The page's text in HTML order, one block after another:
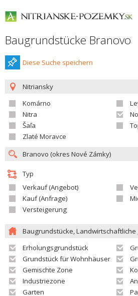
Baugrundstücke Branovo
Diese Suche speichern
Nitriansky
Komárno
Nitra
Šaľa
Zlaté Moravce
Typ
Verkauf (Angebot)
Kauf (Anfrage)
Versteigerung
Baugrundstücke,
Erholungsgrundstück
Grundstück für Wohnhäuser
Gemischte Zone
Industriezone
Garten